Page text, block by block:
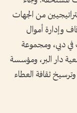
من الجهات
وإدارة أموال
في دبي، ومجموعة
دار البر، ومؤسسة
ثقافة العطاء